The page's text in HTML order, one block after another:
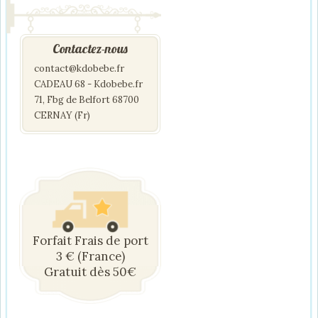
Contactez-nous
contact@kdobebe.fr
CADEAU 68 - Kdobebe.fr
71, Fbg de Belfort 68700
CERNAY (Fr)
Forfait Frais de port
3 € (France)
Gratuit dès 50€